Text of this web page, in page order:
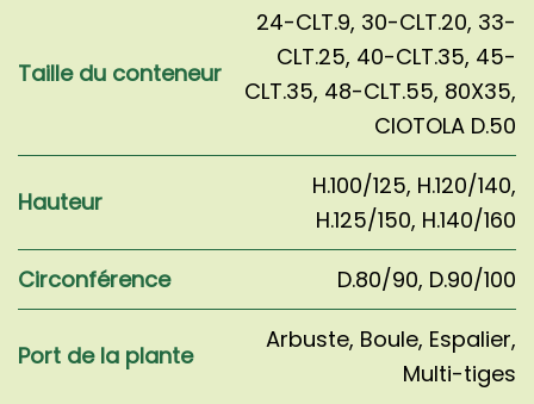
Taille du conteneur
24-CLT.9, 30-CLT.20, 33-
CLT.25, 40-CLT.35, 45-
CLT.35, 48-CLT.55, 80X35,
CIOTOLA D.50
Hauteur
H.100/125, H.120/140,
H.125/150, H.140/160
Circonférence
D.80/90, D.90/100
Port de la plante
Arbuste, Boule, Espalier,
Multi-tiges